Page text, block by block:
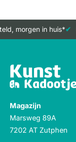
morgen in huis*
Magazijn
Marsweg 89A
7202 AT Zutphen